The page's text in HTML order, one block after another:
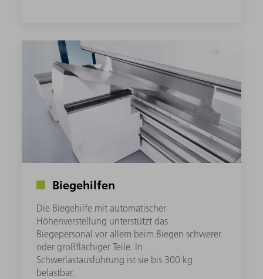
Biegehilfen
Die Biegehilfe mit automatischer
Höhenverstellung unterstützt das
Biegepersonal vor allem beim Biegen schwerer
oder großflächiger Teile. In
Schwerlastausführung ist sie bis 300 kg
belastbar.